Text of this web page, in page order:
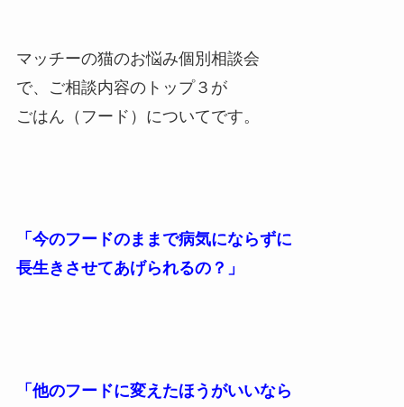
マッチーの猫のお悩み個別相談会
で、ご相談内容のトップ３が
ごはん（フード）についてです。
「今のフードのままで病気にならずに
長生きさせてあげられるの？」
「他のフードに変えたほうがいいなら